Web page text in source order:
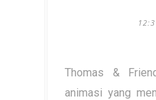
Thomas &
animasi yang